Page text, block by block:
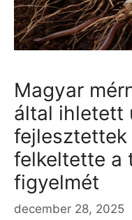
Magyar
által ihletett
fejlesztettek
felkeltette a
figyelmét
december 28, 2025